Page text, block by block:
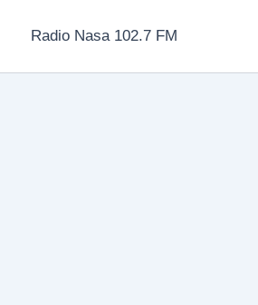
Radio Nasa 102.7 FM